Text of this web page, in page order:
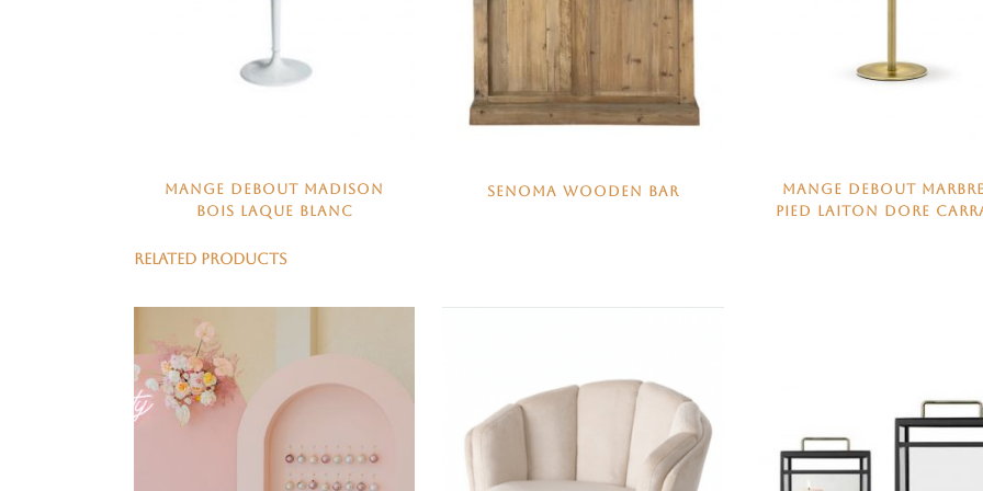
MANGE DEBOUT MADISON
BOIS LAQUE BLANC
SENOMA WOODEN BAR
MANGE DEBOUT
PIED LAITON DORE
RELATED PRODUCTS